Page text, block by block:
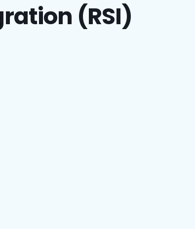
(RSI)